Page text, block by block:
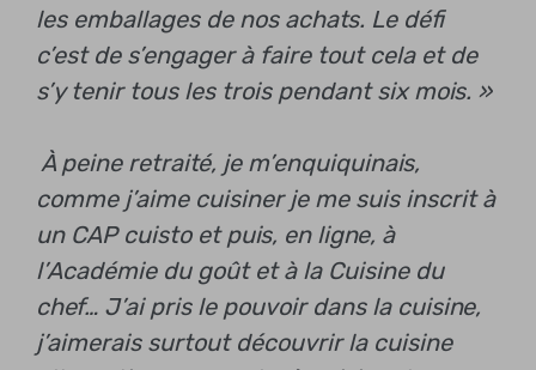
les emballages de nos achats. Le défi
c’est de s’engager à faire tout cela et de
s’y tenir tous les trois pendant six mois. »
À peine retraité, je m’enquiquinais,
comme j’aime cuisiner je me suis inscrit à
un CAP cuisto et puis, en ligne, à
l’Académie du goût et à la Cuisine du
chef… J’ai pris le pouvoir dans la cuisine,
j’aimerais surtout découvrir la cuisine